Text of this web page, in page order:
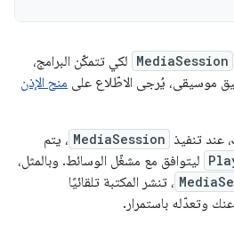
MediaSession لكي تتمكّن البرامج،
موسيقى، يُرجى الاطّلاع على منح الإذن
MediaSession ، يتم
ليتوافق مع مشغّل الوسائط. وبالمثل،
، تنشر المكتبة تلقائيًا
عنك وتعدّله باستمرار.